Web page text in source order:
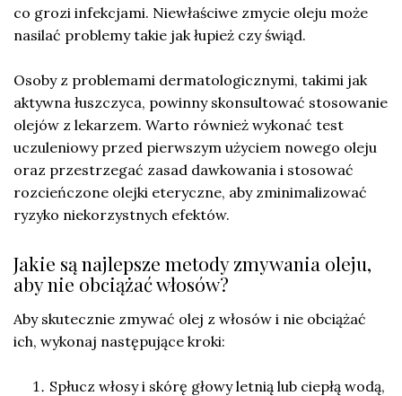
co grozi infekcjami. Niewłaściwe zmycie oleju może
nasilać problemy takie jak łupież czy świąd.
Osoby z problemami dermatologicznymi, takimi jak
aktywna łuszczyca, powinny skonsultować stosowanie
olejów z lekarzem. Warto również wykonać test
uczuleniowy przed pierwszym użyciem nowego oleju
oraz przestrzegać zasad dawkowania i stosować
rozcieńczone olejki eteryczne, aby zminimalizować
ryzyko niekorzystnych efektów.
Jakie są najlepsze metody zmywania oleju,
aby nie obciążać włosów?
Aby skutecznie zmywać olej z włosów i nie obciążać
ich, wykonaj następujące kroki:
Spłucz włosy i skórę głowy letnią lub ciepłą wodą,